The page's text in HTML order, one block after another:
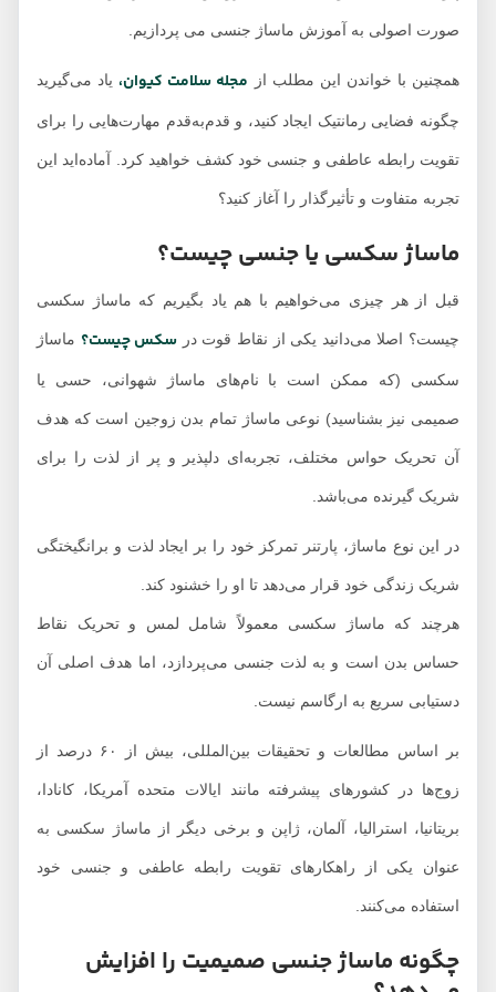
اجتماعی ماساژ جنسی
آیا ماساژ جنسی برای
همه مناسب است؟
صورت اصولی به آموزش ماساژ جنسی می پردازیم.
همچنین با خواندن این مطلب ازمجله سلامت کیوان،یاد می‌گیرید
چگونه فضایی رمانتیک ایجاد کنید، و قدم‌به‌قدم مهارت‌هایی را برای
تقویت رابطه عاطفی و جنسی خود کشف خواهید کرد. آماده‌اید این
تجربه متفاوت و تأثیرگذار را آغاز کنید؟
ماساژ سکسی یا جنسی چیست؟
قبل از هر چیزی می‌خواهیم با هم یاد بگیریم که ماساژ سکسی
چیست؟ اصلا می‌دانید یکی از نقاط قوت درسکس چیست؟ماساژ
سکسی (که ممکن است با نام‌های ماساژ شهوانی، حسی یا
صمیمی نیز بشناسید) نوعی ماساژ تمام بدن زوجین است که هدف
آن تحریک حواس مختلف، تجربه‌ای دلپذیر و پر از لذت را برای
شریک گیرنده می‌باشد.
در این نوع ماساژ، پارتنر تمرکز خود را بر ایجاد لذت و برانگیختگی
شریک زندگی خود قرار می‌دهد تا او را خشنود کند.
هرچند که ماساژ سکسی معمولاً شامل لمس و تحریک نقاط
حساس بدن است و به لذت جنسی می‌پردازد، اما هدف اصلی آن
دستیابی سریع به ارگاسم نیست.
بر اساس مطالعات و تحقیقات بین‌المللی، بیش از ۶۰ درصد از
زوج‌ها در کشورهای پیشرفته مانند ایالات متحده آمریکا، کانادا،
بریتانیا، استرالیا، آلمان، ژاپن و برخی دیگر از ماساژ سکسی به
عنوان یکی از راهکارهای تقویت رابطه عاطفی و جنسی خود
استفاده می‌کنند.
چگونه ماساژ جنسی صمیمیت را افزایش